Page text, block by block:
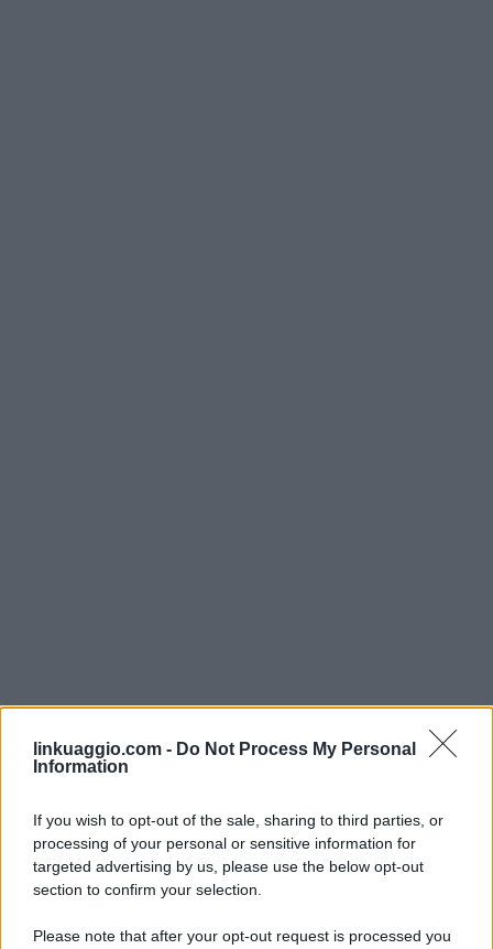
linkuaggio.com - Do Not Process My Personal
Information
If you wish to opt-out of the sale, sharing to third parties, or
processing of your personal or sensitive information for
targeted advertising by us, please use the below opt-out
section to confirm your selection.
Please note that after your opt-out request is processed you